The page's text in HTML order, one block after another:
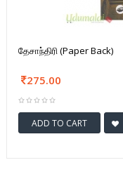
தேசாந்திரி (Paper Back)
275.00
ADD TO CART